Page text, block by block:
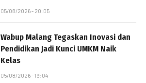
05/08/2026 - 20:05
Wabup Malang Tegaskan Inovasi dan
Pendidikan Jadi Kunci UMKM Naik
Kelas
05/08/2026 - 19:04